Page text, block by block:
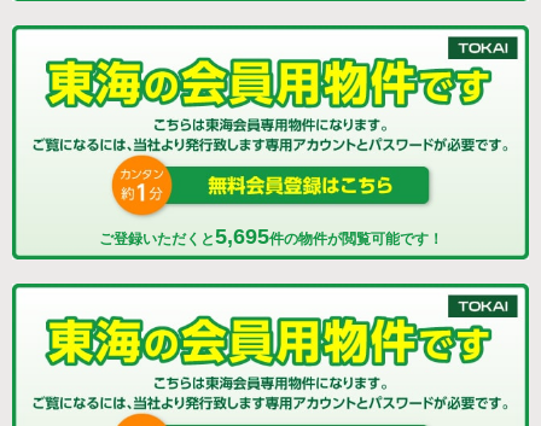
ご登録いただくと5,695件の物件が閲覧可能です！